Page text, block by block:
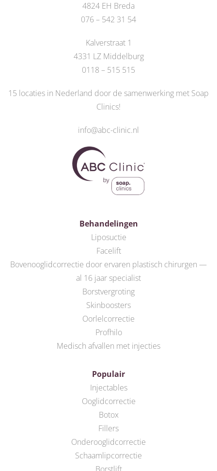
4824 EH Breda
076 – 542 31 54
Kalverstraat 1
4331 LZ Middelburg
0118 – 515 515
15 locaties in Nederland door de samenwerking met Soap
Clinics!
info@abc-clinic.nl
Behandelingen
Liposuctie
Facelift
Bovenooglidcorrectie door ervaren plastisch chirurgen —
al 16 jaar specialist
Borstvergroting
Skinboosters
Oorlelcorrectie
Profhilo
Medisch afvallen met injecties
Populair
Injectables
Ooglidcorrectie
Botox
Fillers
Onderooglidcorrectie
Schaamlipcorrectie